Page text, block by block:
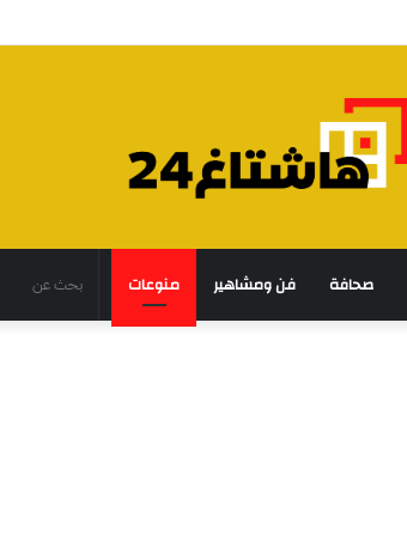
صحافة فن ومشاهير منوعات